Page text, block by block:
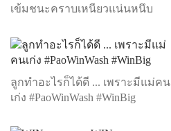
เข้มชนะคราบเหนียวแน่นหนึบ
ลูกทำอะไรก็ได้ดี ... เพราะมีแม่คน
เก่ง #PaoWinWash #WinBig